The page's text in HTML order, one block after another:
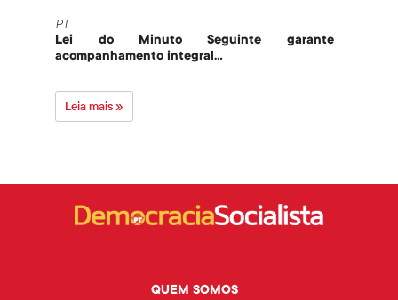
PT
Lei do Minuto Seguinte garante
acompanhamento integral...
Leia mais »
QUEM SOMOS